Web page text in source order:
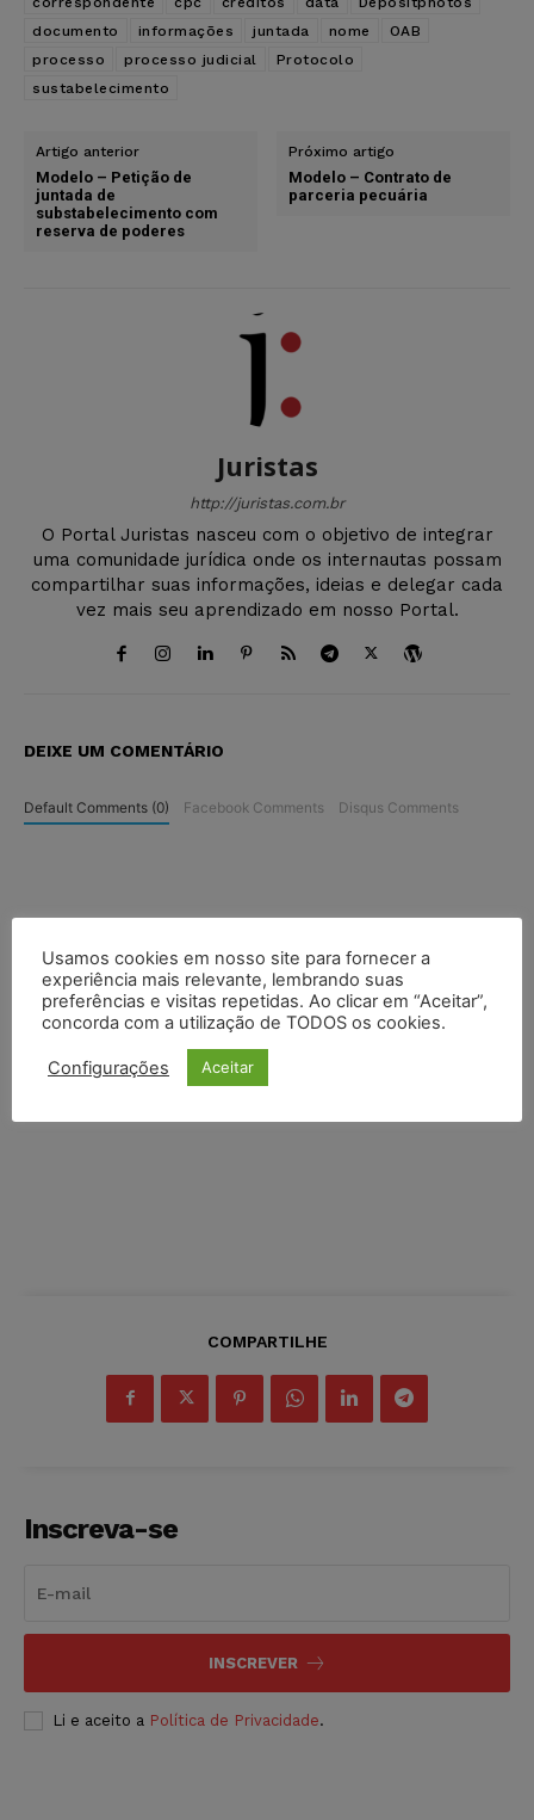
documento
informações juntada nome
OAB
processo
processo judicial
Protocolo
sustabelecimento
Artigo anterior
Modelo – Petição de
juntada de
substabelecimento com
reserva de poderes
Próximo artigo
Modelo – Contrato de
parceria pecuária
Juristas
http://juristas.com.br
O Portal Juristas nasceu com o objetivo de integrar
uma comunidade jurídica onde os internautas possam
compartilhar suas informações, ideias e delegar cada
vez mais seu aprendizado em nosso Portal.
DEIXE UM COMENTÁRIO
Default Comments (0) Facebook Comments Disqus Comments
COMPARTILHE
Inscreva-se
INSCREVER
Li e aceito a Política de Privacidade.
Usamos cookies em nosso site para fornecer a
experiência mais relevante, lembrando suas
preferências e visitas repetidas. Ao clicar em “Aceitar”,
concorda com a utilização de TODOS os cookies.
Configurações Aceitar